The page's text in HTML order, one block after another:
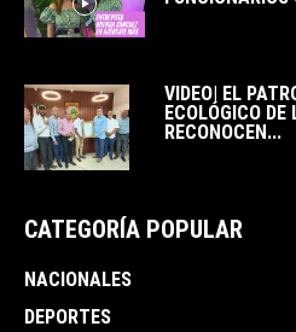
VIDEO| EL
ECOLÓGICO
RECONOCEN...
CATEGORÍA POPULAR
NACIONALES
DEPORTES